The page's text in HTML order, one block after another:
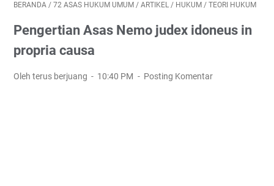
BERANDA / 72 ASAS HUKUM UMUM / ARTIKEL / HUKUM / TEORI HUKUM
Pengertian Asas Nemo judex idoneus in
propria causa
Oleh terus berjuang 10:40 PM Posting Komentar